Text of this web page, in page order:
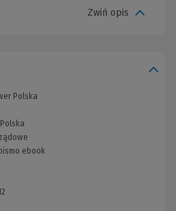
Zwiń opis
Polska
ebook